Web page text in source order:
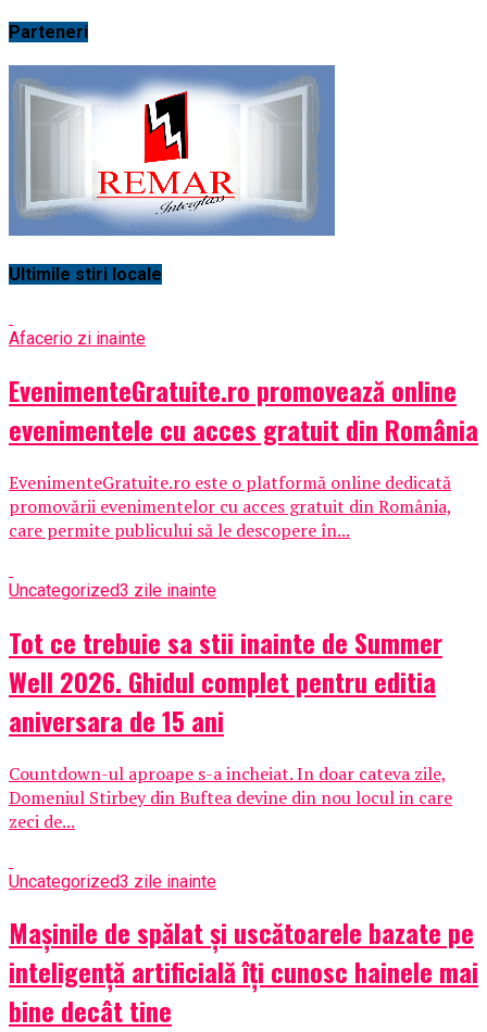
Parteneri
Ultimile stiri locale
Afacerio zi inainte
EvenimenteGratuite.ro promovează online
evenimentele cu acces gratuit din România
EvenimenteGratuite.ro este o platformă online dedicată
promovării evenimentelor cu acces gratuit din România,
care permite publicului să le descopere în...
Uncategorized3 zile inainte
Tot ce trebuie sa stii inainte de Summer
Well 2026. Ghidul complet pentru editia
aniversara de 15 ani
Countdown-ul aproape s-a incheiat. In doar cateva zile,
Domeniul Stirbey din Buftea devine din nou locul in care
zeci de...
Uncategorized3 zile inainte
Mașinile de spălat și uscătoarele bazate pe
inteligență artificială îți cunosc hainele mai
bine decât tine